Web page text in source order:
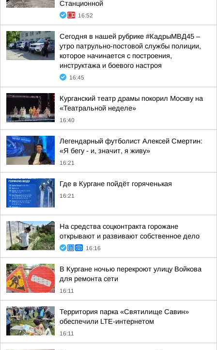
Станционной
16:52
Сегодня в нашей рубрике #КадрыМВД45 –
утро патрульно-постовой службы полиции,
которое начинается с построения,
инструктажа и боевого настроя
16:45
Курганский театр драмы покорил Москву на
«Театральной неделе»
16:40
Легендарный футболист Алексей Смертин:
«Я бегу - и, значит, я живу»
16:21
Где в Кургане пойдёт горяченькая
16:21
На средства соцконтракта горожане
открывают и развивают собственное дело
16:16
В Кургане ночью перекроют улицу Войкова
для ремонта сети
16:11
Территория парка «Святилище Савин»
обеспечили LTE-интернетом
16:11